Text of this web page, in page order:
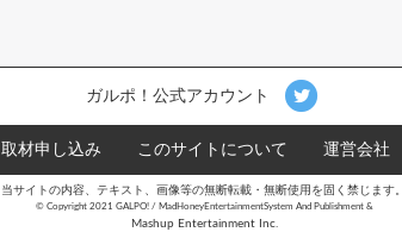
ガルポ！公式アカウント
取材申し込み このサイトについて 運営会社
当サイトの内容、テキスト、画像等の無断転載・無断使用を固く禁じます。
©︎ Copyright 2021 GALPO! / MadHoneyEntertainmentSystem And Publishment &
Mashup Entertainment Inc.